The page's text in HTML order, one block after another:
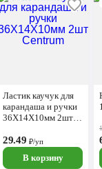
Ластик каучук для
карандаша и ручки
36Х14Х10мм 2шт
29.49₽/уп
В корзину